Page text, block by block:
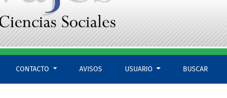
CONTACTO AVISOS USUARIO BUSCAR